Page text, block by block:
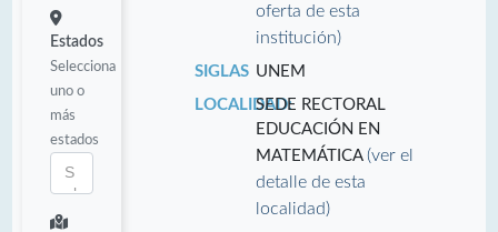
Estados
Selecciona
uno o
más
estados
oferta de esta
institución)
SIGLAS UNEM
LOCALIDAD:SEDE RECTORAL
EDUCACIÓN EN
MATEMÁTICA(ver el
detalle de esta
localidad)